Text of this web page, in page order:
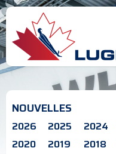
NOUVELLES
2026 2025 2024
2020
2019 2018